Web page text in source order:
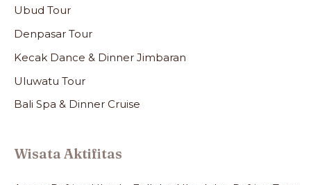
Ubud Tour
Denpasar Tour
Kecak Dance & Dinner Jimbaran
Uluwatu Tour
Bali Spa & Dinner Cruise
Wisata Aktifitas